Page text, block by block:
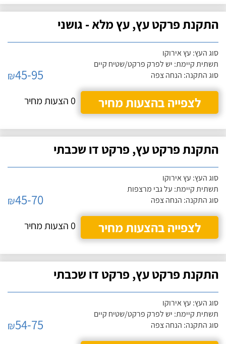
התקנת פרקט עץ, עץ מלא - גושני
סוג העץ: עץ אירוקו
תשתית קיימת: יש לפרק פרקט/שטיח קיים
סוג התקנה: הנחה צפה
₪45-95
לצפייה בהצעות מחיר
0 הצעות מחיר
התקנת פרקט עץ, פרקט דו שכבתי
סוג העץ: עץ אירוקו
תשתית קיימת: על גבי מרצפות
סוג התקנה: הנחה צפה
₪45-70
לצפייה בהצעות מחיר
0 הצעות מחיר
התקנת פרקט עץ, פרקט דו שכבתי
סוג העץ: עץ אירוקו
תשתית קיימת: יש לפרק פרקט/שטיח קיים
סוג התקנה: הנחה צפה
₪54-75